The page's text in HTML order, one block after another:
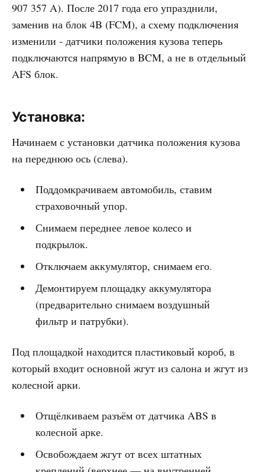
907 357 A). После 2017 года его упразднили,
заменив на блок 4B (FCM), а схему подключения
изменили - датчики положения кузова теперь
подключаются напрямую в BCM, а не в отдельный
AFS блок.
Установка:
Начинаем с установки датчика положения кузова
на переднюю ось (слева).
Поддомкрачиваем автомобиль, ставим
страховочный упор.
Снимаем переднее левое колесо и
подкрылок.
Отключаем аккумулятор, снимаем его.
Демонтируем площадку аккумулятора
(предварительно снимаем воздушный
фильтр и патрубки).
Под площадкой находится пластиковый короб, в
который входит основной жгут из салона и жгут из
колесной арки.
Отщёлкиваем разъём от датчика ABS в
колесной арке.
Освобождаем жгут от всех штатных